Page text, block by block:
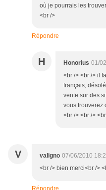
où je pourrais les
<br />
Répondre
H Honorius 01/
<br /> <br /> il
français,
vente sur des
vous trouverez
<br /> <br />
V valigno 07/06/2010
<br /> bien merci<br />
Répondre